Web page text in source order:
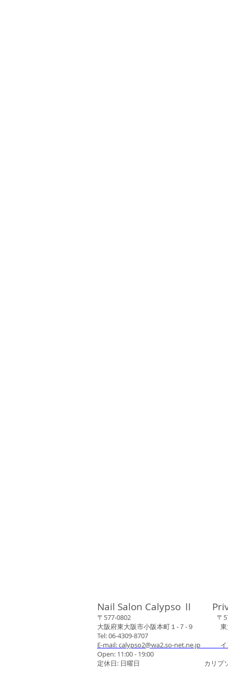
Nail Salon Calypso Ⅱ
〒577-0802 〒577-
大阪府東大阪市小阪本町１‐７‐９ 東
Tel: 06-4309-8707
E-mail: calypso2@wa2.so-net.ne.jp イ
Open: 11:00 - 19:00
定休日: 日曜日 カリプソネイ